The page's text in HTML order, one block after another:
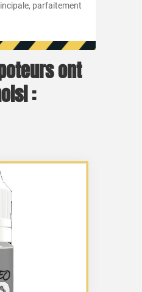
parfaitement
ont
:
:
€